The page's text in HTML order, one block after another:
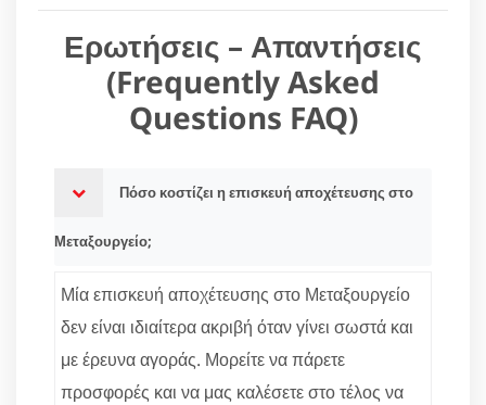
Ερωτήσεις – Απαντήσεις
(Frequently Asked
Questions FAQ)
Πόσο κοστίζει η επισκευή αποχέτευσης στο
Μεταξουργείο;
Μία επισκευή αποχέτευσης στο Μεταξουργείο
δεν είναι ιδιαίτερα ακριβή όταν γίνει σωστά και
με έρευνα αγοράς. Μορείτε να πάρετε
προσφορές και να μας καλέσετε στο τέλος να